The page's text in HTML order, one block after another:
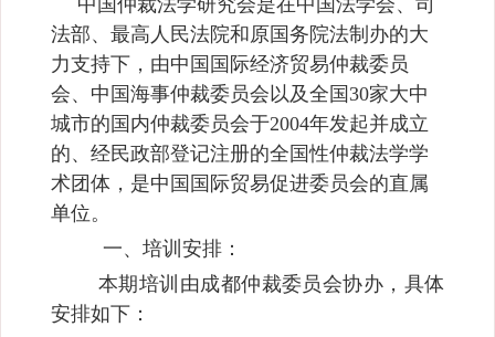
中国仲裁法学研究会是在中国法学会、司
法部、最高人民法院和原国务院法制办的大
力支持下，由中国国际经济贸易仲裁委员
会、中国海事仲裁委员会以及全国30家大中
城市的国内仲裁委员会于2004年发起并成立
的、经民政部登记注册的全国性仲裁法学学
术团体，是中国国际贸易促进委员会的直属
单位。
一、培训安排：
本期培训由成都仲裁委员会协办，具体
安排如下：